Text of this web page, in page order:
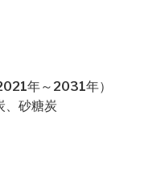
年～2031年）
、砂糖炭